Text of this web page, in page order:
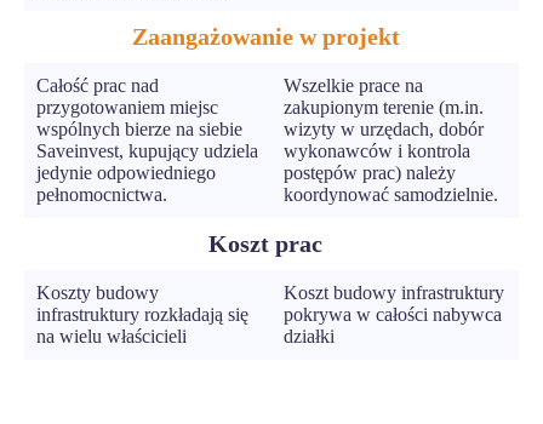
Zaangażowanie w projekt
Całość prac nad
przygotowaniem miejsc
wspólnych bierze na siebie
Saveinvest, kupujący udziela
jedynie odpowiedniego
pełnomocnictwa.
Wszelkie prace na
zakupionym terenie (m.in.
wizyty w urzędach, dobór
wykonawców i kontrola
postępów prac) należy
koordynować samodzielnie.
Koszt prac
Koszty budowy
infrastruktury rozkładają się
na wielu właścicieli
Koszt budowy infrastruktury
pokrywa w całości nabywca
działki